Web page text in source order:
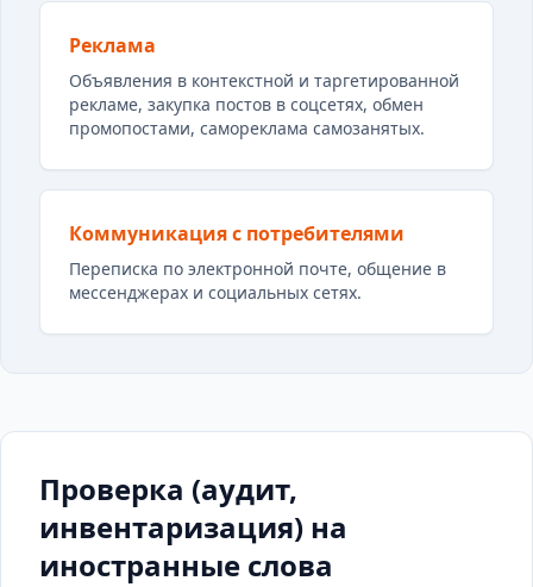
Реклама
Объявления в контекстной и таргетированной
рекламе, закупка постов в соцсетях, обмен
промопостами, самореклама самозанятых.
Коммуникация с потребителями
Переписка по электронной почте, общение в
мессенджерах и социальных сетях.
Проверка (аудит,
инвентаризация) на
иностранные слова